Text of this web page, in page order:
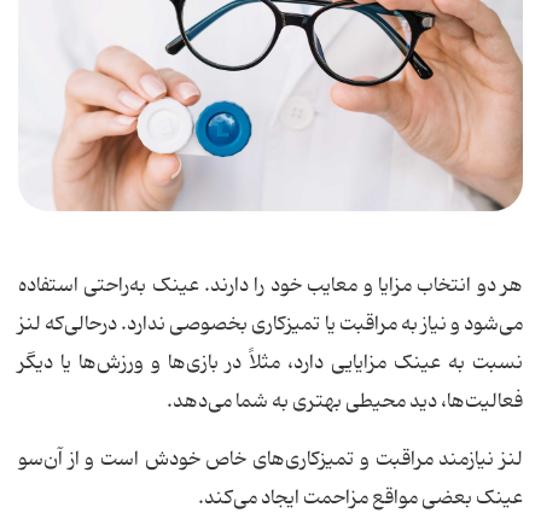
هر دو انتخاب مزایا و معایب خود را دارند. عینک به‌راحتی استفاده
می‌شود و نیاز به مراقبت یا تمیزکاری بخصوصی ندارد. درحالی‌که لنز
نسبت به عینک مزایایی دارد، مثلاً در بازی‌ها و ورزش‌ها یا دیگر
فعالیت‌ها، دید محیطی بهتری به شما می‌دهد.
لنز نیازمند مراقبت و تمیزکاری‌های خاص خودش است و از آن‌سو
عینک بعضی مواقع مزاحمت ایجاد می‌کند.